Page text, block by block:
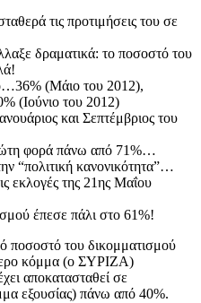
τις προτιμήσεις του σε
δραματικά: το ποσοστό του
(Μάιο του 2012),
(Ιούνιο του 2012)
και Σεπτέμβριος του
φορά πάνω από 71%…
“πολιτική κανονικότητα”…
εκλογές της 21ης Μαΐου
έπεσε πάλι στο 61%!
ποσοστό του δικομματισμού
κόμμα (ο ΣΥΡΙΖΑ)
αποκατασταθεί σε
εξουσίας) πάνω από 40%.